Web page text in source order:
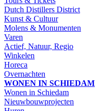
Dutch Distillers District
Kunst & Cultuur
Molens & Monumenten
Varen
Actief, Natuur, Regio
Winkelen
Horeca
Overnachten
WONEN IN SCHIEDAM
Wonen in Schiedam
Nieuwbouwprojecten